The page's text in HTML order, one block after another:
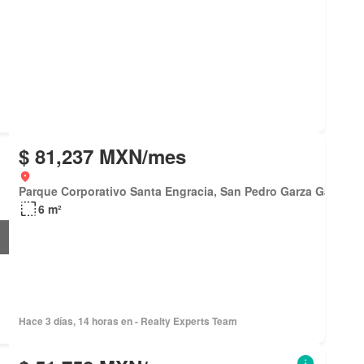
$ 81,237 MXN/mes
Parque Corporativo Santa Engracia, San Pedro Garza García
6 m²
Hace 3 días, 14 horas en - Realty Experts Team